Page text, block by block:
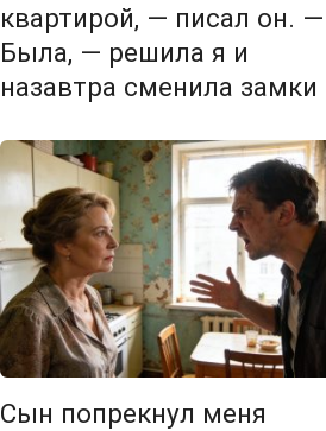
квартирой, — писал он. —
Была, — решила я и
назавтра сменила замки
Сын попрекнул меня